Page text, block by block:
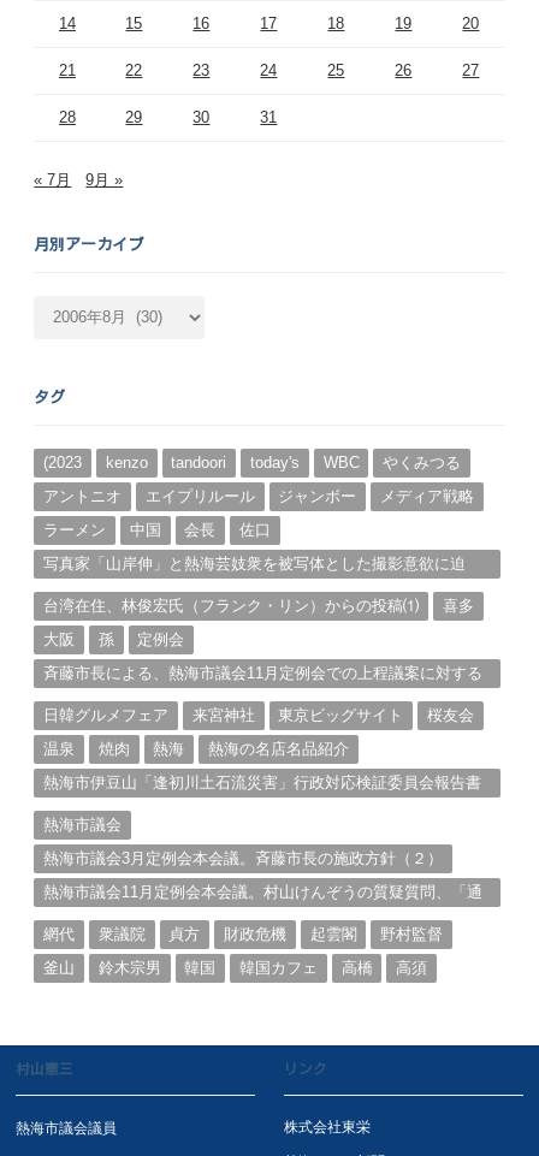
14 15 16 17 18 19 20
21 22 23 24 25 26 27
28 29 30 31
« 7月 9月 »
月別アーカイブ
カ
ブ
タグ
(2023 kenzo tandoori today's WBC
やくみつる
アントニオ
エイプリルール ジャンボー
メディア戦略
ラーメン
中国 会長
佐口
写真家「山岸伸」と熱海芸妓衆を被写体とした撮影意欲に迫
台湾在住、林俊宏氏（フランク・リン）からの投稿⑴
喜多
大阪
孫
定例会
斉藤市長による、熱海市議会11月定例会での上程議案に対する
日韓グルメフェア
来宮神社 東京ビッグサイト
桜友会
温泉
焼肉 熱海
熱海の名店名品紹介
熱海市伊豆山「逢初川土石流災害」行政対応検証委員会報告書
熱海市議会
熱海市議会3月定例会本会議。斉藤市長の施政方針（２）
熱海市議会11月定例会本会議。村山けんぞうの質疑質問、「通
網代
衆議院 貞方 財政危機 起雲閣
野村監督
釜山
鈴木宗男 韓国 韓国カフェ 高橋 高須
村山憲三
熱海市議会議員
リンク
株式会社東栄